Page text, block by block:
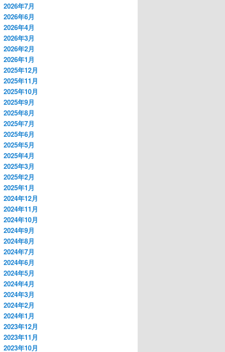
2026年7月
2026年6月
2026年4月
2026年3月
2026年2月
2026年1月
2025年12月
2025年11月
2025年10月
2025年9月
2025年8月
2025年7月
2025年6月
2025年5月
2025年4月
2025年3月
2025年2月
2025年1月
2024年12月
2024年11月
2024年10月
2024年9月
2024年8月
2024年7月
2024年6月
2024年5月
2024年4月
2024年3月
2024年2月
2024年1月
2023年12月
2023年11月
2023年10月